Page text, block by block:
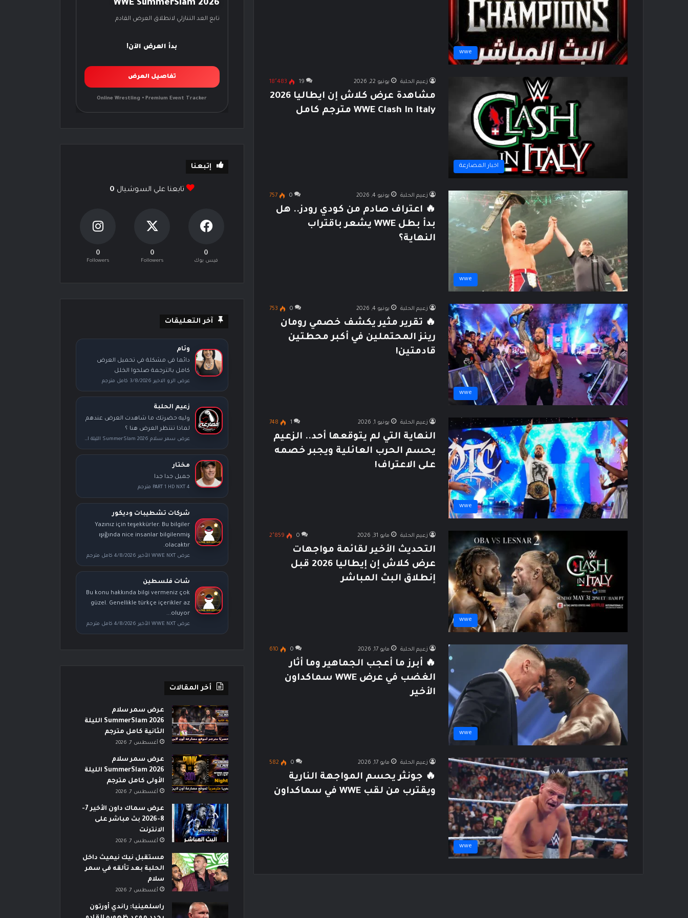
wwe
اخبار المصارعة
زعيم الحلبة يونيو 22, 2026 19 18٬483
مشاهدة عرض كلاش إن ايطاليا 2026
WWE Clash In Italy مترجم كامل
wwe
زعيم الحلبة يونيو 4, 2026 0
757
🔥 اعتراف صادم من كودي رودز.. هل
بدأ بطل WWE يشعر باقتراب
النهاية؟
wwe
زعيم الحلبة يونيو 4, 2026 0
753
🔥 تقرير مثير يكشف خصمي رومان
رينز المحتملين في أكبر محطتين
قادمتين!
wwe
زعيم الحلبة يونيو 1, 2026 1
748
النهاية التي لم يتوقعها أحد.. الزعيم
يحسم الحرب العائلية ويجبر خصمه
على الاعتراف!
wwe
زعيم الحلبة مايو 31, 2026 0 2٬859
التحديث الأخير لقائمة مواجهات
عرض كلاش إن إيطاليا 2026 قبل
إنطلاق البث المباشر
wwe
زعيم الحلبة مايو 17, 2026 0
610
🔥 أبرز ما أعجب الجماهير وما أثار
الغضب في عرض WWE سماكداون
الأخير
wwe
زعيم الحلبة مايو 17, 2026 0
582
🔥 جونثر يحسم المواجهة النارية
ويقترب من لقب WWE في سماكداون
WWE SummerSlam 2026
تابع العد التنازلي لانطلاق العرض القادم
بدأ العرض الآن!
تفاصيل العرض
Online Wrestling • Premium Event Tracker
إتبعنا
تابعنا علي السوشيال 0
0
فيس بوك
0
Followers
0
Followers
آخر التعليقات
وئام
دائما في مشكلة في تحميل العرض
كامل بالترجمة صلحوا الخلل
عرض الرو الاخير 3/8/2026 كامل مترجم
زعيم الحلبة
وليه حضرتك ما شاهدت العرض عندهم
لماذا تنتظر العرض هنا ؟
عرض سمر سلام SummerSlam 2026 الليلة الأولى كامل مترجم
مختار
جميل جدا جدا
PART 1 HD NXT 4 مترجم
شركات تشطيبات وديكور
Yazınız için teşekkürler. Bu bilgiler
ışığında nice insanlar bilgilenmiş
olacaktır.
عرض WWE NXT الأخير 4/8/2026 كامل مترجم
شات فلسطين
Bu konu hakkında bilgi vermeniz çok
güzel. Genellikle türkçe içerikler az
oluyor...
عرض WWE NXT الأخير 4/8/2026 كامل مترجم
أخر المقالات
عرض سمر سلام
SummerSlam 2026 الليلة
الثانية كامل مترجم
أغسطس 7, 2026
عرض سمر سلام
SummerSlam 2026 الليلة
الأولى كامل مترجم
أغسطس 7, 2026
عرض سماك داون الأخير 7-
8-2026 بث مباشر على
الانترنت
أغسطس 7, 2026
مستقبل نيك نيميث داخل
الحلبة بعد تألقه في سمر
سلام
أغسطس 7, 2026
راسلمينيا: راندي أورتون